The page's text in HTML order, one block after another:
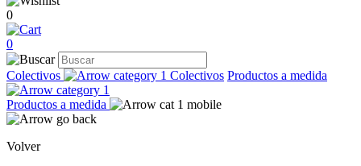
0
0
Colectivos Colectivos Productos a medida
Productos a medida
Volver